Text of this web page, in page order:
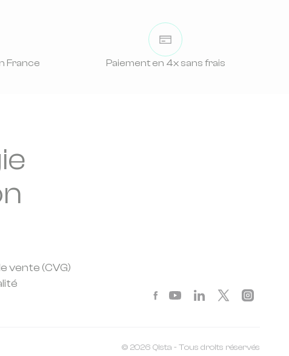
France Paiement en 4x sans frais
vente (CVG)
© 2026 Qista - Tous droits réservés